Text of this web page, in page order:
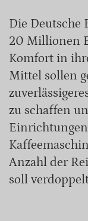
Die Deutsche
20 Millionen
Komfort in
Mittel sollen
zu schaffen
Anzahl der
soll